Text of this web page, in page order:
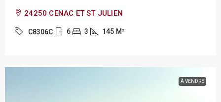
24250 CENAC ET ST JULIEN
C8306C 6 3 145 M²
À VENDRE